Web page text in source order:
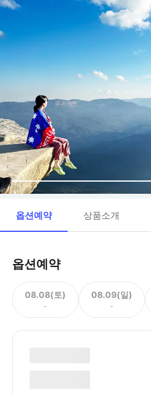
옵션예약 상품소개
옵션예약
08.08(토)
-
08.09(일)
-